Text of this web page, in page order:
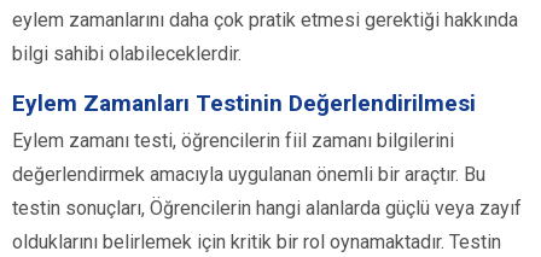
eylem zamanlarını daha çok pratik etmesi gerektiği hakkında
bilgi sahibi olabileceklerdir.
Eylem Zamanları Testinin Değerlendirilmesi
Eylem zamanı testi, öğrencilerin fiil zamanı bilgilerini
değerlendirmek amacıyla uygulanan önemli bir araçtır. Bu
testin sonuçları, Öğrencilerin hangi alanlarda güçlü veya zayıf
olduklarını belirlemek için kritik bir rol oynamaktadır. Testin